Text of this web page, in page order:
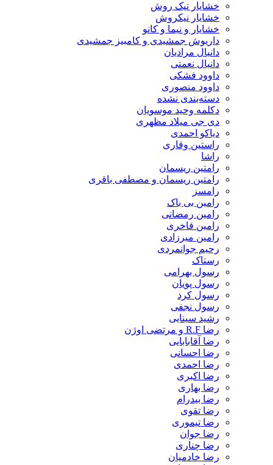
خشایار نیک روش
خشایار نیکروش
خشایار و نیما و کانو
داریوش جمشیدی و کامبیز جمشیدی
دانیال مرادیان
دانیال نعمتی
داوود فشکی
داوود منصوری
دسته‌بندی نشده
دکلمه وحید موسویان
دی جی میلاد مظهری
دیاکو احمدی
راستین وقاری
راشا
رامتین ریسمان
رامتین ریسمان و مصطفی باقری
رامسز
رامین بی باک
رامین رمضانی
رامین فاخری
رامین میرزادی
رحیم جوانمردی
رستاک
رسول بهرامی
رسول پویان
رسول کرد
رسول نجفی
رشید سینایی
رضا R.F و مرتضی اوژن
رضا آقابابایی
رضا احسانی
رضا احمدی
رضا اکبری
رضا بهاری
رضا بیدرام
رضا تقوی
رضا تیموری
رضا جوان
رضا چناری
رضا خادمیان